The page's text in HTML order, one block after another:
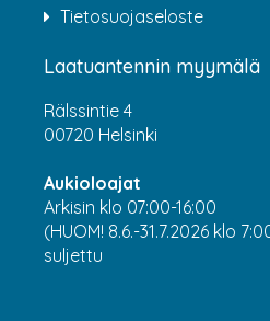
Tietosuojaseloste
Laatuantennin myymälä
Rälssintie 4
00720 Helsinki
Aukioloajat
Arkisin klo 07:00-16:00
(HUOM! 8.6.-31.7.2026 klo
suljettu